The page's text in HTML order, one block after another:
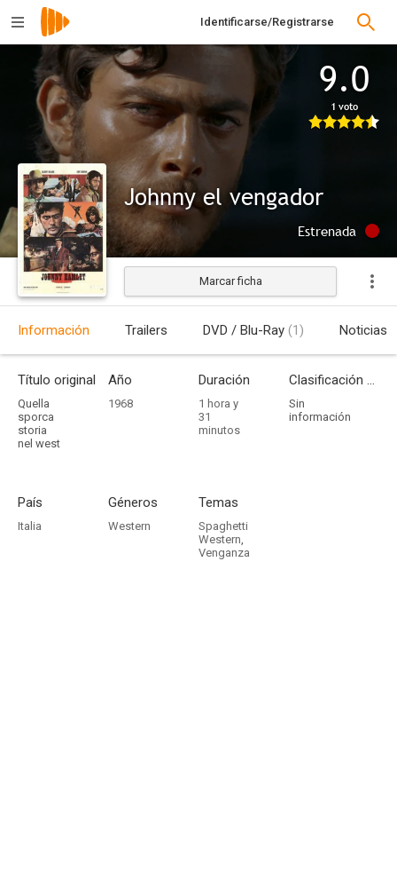
Identificarse/Registrarse
9.0
1 voto
Johnny el vengador
Estrenada
Marcar ficha
Información Trailers DVD / Blu-Ray (1) Noticias
Título original
Quella
sporca
storia
nel west
Año
1968
Duración
1 hora y
31
minutos
Clasificación por edades
Sin
información
País
Italia
Géneros
Western
Temas
Spaghetti
Western,
Venganza